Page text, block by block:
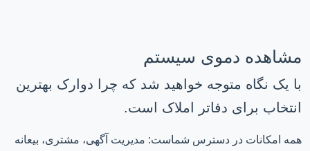
مشاهده دموی سیستم
با یک نگاه متوجه خواهید شد که چرا دوارک بهترین
انتخاب برای دفاتر املاک است.
همه امکانات در دسترس شماست: مدیریت آگهی، مشتری، بیعانه